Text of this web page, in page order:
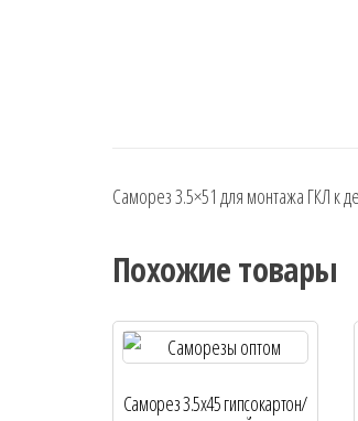
Саморез 3.5×51 для монтажа ГКЛ к
Похожие товары
Саморез 3.5х45 гипсокартон/